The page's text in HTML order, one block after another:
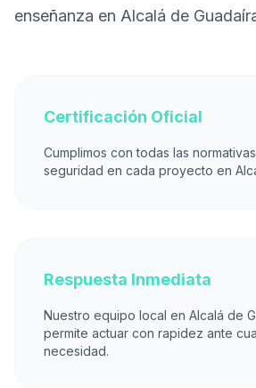
enseñanza en Alcalá de
Certificación Oficial
Cumplimos con todas las
seguridad en cada proyecto en
Respuesta Inmediata
Nuestro equipo local en Alcalá de
permite actuar con rapidez ante
necesidad.